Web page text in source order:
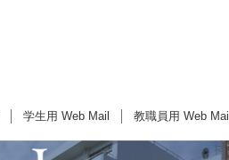
学生用 Web Mail 教職員用 Web Mail